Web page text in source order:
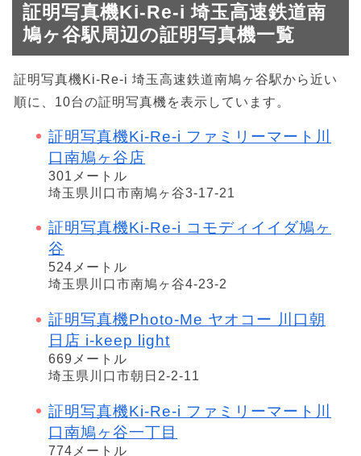
証明写真機Ki-Re-i 埼玉高速鉄道南
鳩ヶ谷駅周辺の証明写真機一覧
証明写真機Ki-Re-i 埼玉高速鉄道南鳩ヶ谷駅から近い
順に、10台の証明写真機を表示しています。
証明写真機Ki-Re-i ファミリーマート川
口南鳩ヶ谷店
301メートル
埼玉県川口市南鳩ヶ谷3-17-21
証明写真機Ki-Re-i コモディイイダ鳩ヶ
谷
524メートル
埼玉県川口市南鳩ヶ谷4-23-2
証明写真機Photo-Me ヤオコー 川口朝
日店 i-keep light
669メートル
埼玉県川口市朝日2-2-11
証明写真機Ki-Re-i ファミリーマート川
口南鳩ヶ谷一丁目
774メートル